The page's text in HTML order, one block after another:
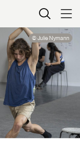
© Julie Nymann